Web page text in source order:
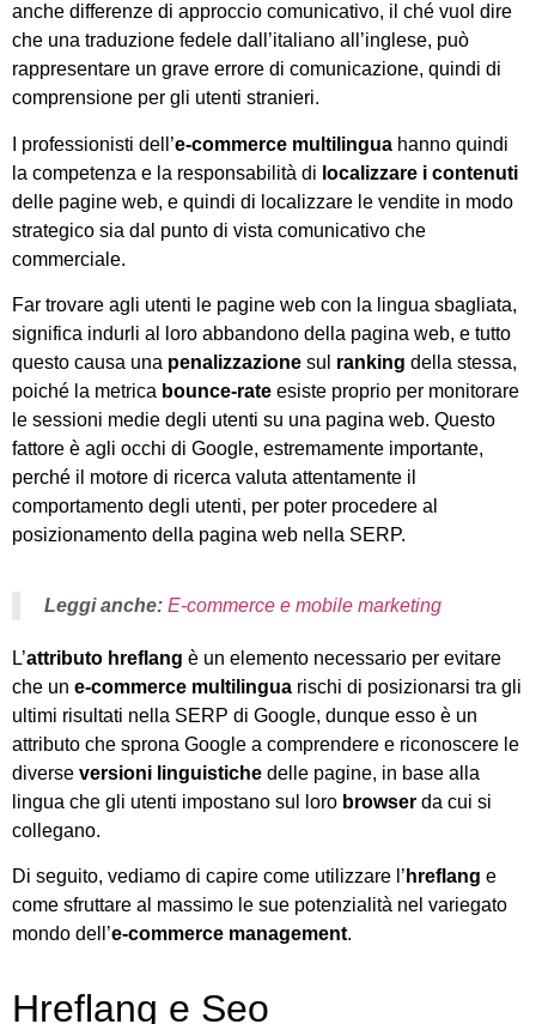
anche differenze di approccio comunicativo, il ché vuol dire
che una traduzione fedele dall’italiano all’inglese, può
rappresentare un grave errore di comunicazione, quindi di
comprensione per gli utenti stranieri.
I professionisti dell’e-commerce multilingua hanno quindi
la competenza e la responsabilità di localizzare i contenuti
delle pagine web, e quindi di localizzare le vendite in modo
strategico sia dal punto di vista comunicativo che
commerciale.
Far trovare agli utenti le pagine web con la lingua sbagliata,
significa indurli al loro abbandono della pagina web, e tutto
questo causa una penalizzazione sul ranking della stessa,
poiché la metrica bounce-rate esiste proprio per monitorare
le sessioni medie degli utenti su una pagina web. Questo
fattore è agli occhi di Google, estremamente importante,
perché il motore di ricerca valuta attentamente il
comportamento degli utenti, per poter procedere al
posizionamento della pagina web nella SERP.
Leggi anche: E-commerce e mobile marketing
L’attributo hreflang è un elemento necessario per evitare
che un e-commerce multilingua rischi di posizionarsi tra gli
ultimi risultati nella SERP di Google, dunque esso è un
attributo che sprona Google a comprendere e riconoscere le
diverse versioni linguistiche delle pagine, in base alla
lingua che gli utenti impostano sul loro browser da cui si
collegano.
Di seguito, vediamo di capire come utilizzare l’ hreflang e
come sfruttare al massimo le sue potenzialità nel variegato
mondo dell’e-commerce management.
Hreflang e Seo